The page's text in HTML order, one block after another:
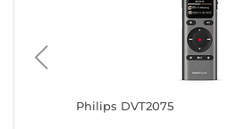
Philips DVT2075